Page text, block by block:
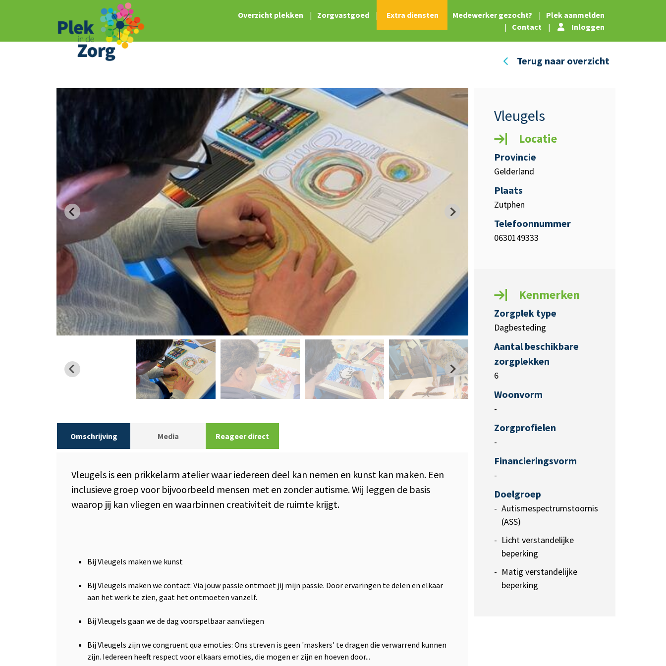
Overzicht plekken | Zorgvastgoed | Extra diensten Medewerker gezocht? |
Plek aanmelden
|
Contact | Inloggen
Terug naar overzicht
Omschrijving Media Reageer direct
Vleugels is een prikkelarm atelier waar iedereen deel kan nemen en kunst kan maken. Een
inclusieve groep voor bijvoorbeeld mensen met en zonder autisme. Wij leggen de basis
waarop jij kan vliegen en waarbinnen creativiteit de ruimte krijgt.
Bij Vleugels maken we kunst
Bij Vleugels maken we contact: Via jouw passie ontmoet jij mijn passie. Door ervaringen te delen en elkaar
aan het werk te zien, gaat het ontmoeten vanzelf.
Bij Vleugels gaan we de dag voorspelbaar aanvliegen
Bij Vleugels zijn we congruent qua emoties: Ons streven is geen 'maskers' te dragen die verwarrend kunnen
zijn. Iedereen heeft respect voor elkaars emoties, die mogen er zijn en hoeven door...
Vleugels
Locatie
Provincie
Gelderland
Plaats
Zutphen
Telefoonnummer
0630149333
Kenmerken
Zorgplek type
Dagbesteding
Aantal beschikbare
zorgplekken
6
Woonvorm
-
Zorgprofielen
-
Financieringsvorm
-
Doelgroep
Autismespectrumstoornis
(ASS)
Licht verstandelijke
beperking
Matig verstandelijke
beperking